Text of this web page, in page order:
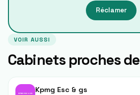
Réclamer
VOIR AUSSI
Cabinets proches de
Kpmg Esc & gs